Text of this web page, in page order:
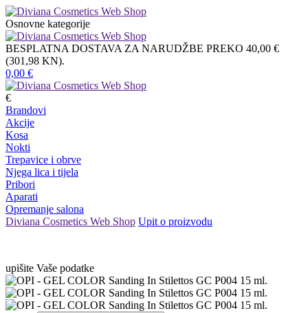
Osnovne kategorije
BESPLATNA DOSTAVA ZA NARUDŽBE PREKO 40,00 €
(301,98 KN).
0,00 €
€
Brandovi
Akcije
Kosa
Nokti
Trepavice i obrve
Njega lica i tijela
Pribori
Aparati
Opremanje salona
Diviana Cosmetics Web Shop Upit o proizvodu
upišite Vaše podatke